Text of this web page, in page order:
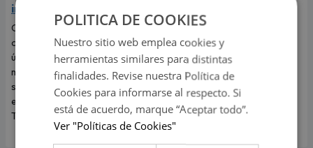
internacional
Carín León llega a Lima para
ofrecer este 6 de agosto un
único concierto en Costa 21, en
medio del mejor momento de
su carrera y con las últimas
entradas disponibles en
Teleticket.
La cantante cubano-
estadounidense debutará en
nuestro país luego del éxito
alcanzado con su sencillo
"Desde que tú no estás".
POLITICA DE COOKIES
Nuestro sitio web emplea cookies y
herramientas similares para distintas
finalidades. Revise nuestra Política de
Cookies para informarse al respecto. Si
está de acuerdo, marque “Aceptar todo”.
Ver "Políticas de Cookies"